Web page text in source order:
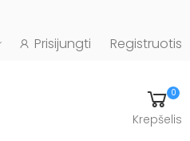
Prisijungti Registruotis
0
Krepšelis